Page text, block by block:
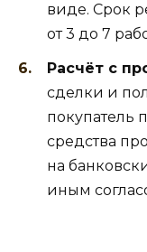
виде. Срок
от 3 до 7
Расчёт с
сделки и
покупатель
средства
на
иным